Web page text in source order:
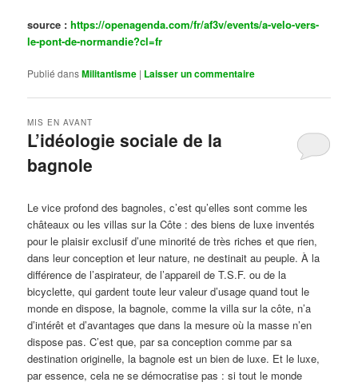
source :https://openagenda.com/fr/af3v/events/a-velo-vers-
le-pont-de-normandie?cl=fr
Publié dansMilitantisme | Laisser un commentaire
L’idéologie sociale de la
bagnole
MIS EN AVANT
Le vice profond des bagnoles, c’est qu’elles sont comme les
châteaux ou les villas sur la Côte : des biens de luxe inventés
pour le plaisir exclusif d’une minorité de très riches et que rien,
dans leur conception et leur nature, ne destinait au peuple. À la
différence de l’aspirateur, de l’appareil de T.S.F. ou de la
bicyclette, qui gardent toute leur valeur d’usage quand tout le
monde en dispose, la bagnole, comme la villa sur la côte, n’a
d’intérêt et d’avantages que dans la mesure où la masse n’en
dispose pas. C’est que, par sa conception comme par sa
destination originelle, la bagnole est un bien de luxe. Et le luxe,
par essence, cela ne se démocratise pas : si tout le monde